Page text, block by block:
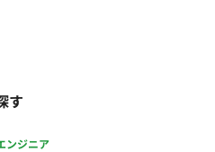
す
ンジニア